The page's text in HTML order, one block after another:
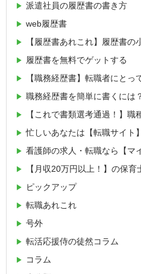
派遣社員の履歴書の書き方
web履歴書
【履歴書あれこれ】履歴書の
履歴書を無料でゲットする
【職務経歴書】転職者にとっ
職務経歴書を簡単に書くには
【これで書類選考通過！】職
忙しいあなたは【転職サイト
看護師の求人・転職なら【マ
【月収20万円以上！】の保育
ピックアップ
転職あれこれ
号外
転活応援侍の徒然コラム
コラム